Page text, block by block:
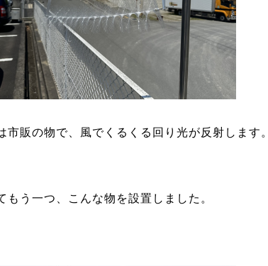
市販の物で、風でくるくる回り光が反射します。
もう一つ、こんな物を設置しました。